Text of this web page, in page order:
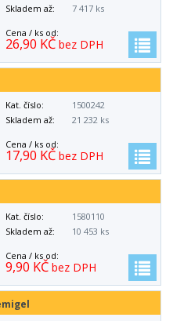
Skladem až:
7 417 ks
Cena / ks od:
26,90 KČ bez DPH
Kat. číslo:
1500242
Skladem až:
21 232 ks
Cena / ks od:
17,90 KČ bez DPH
Kat. číslo:
1580110
Skladem až:
10 453 ks
Cena / ks od:
9,90 KČ bez DPH